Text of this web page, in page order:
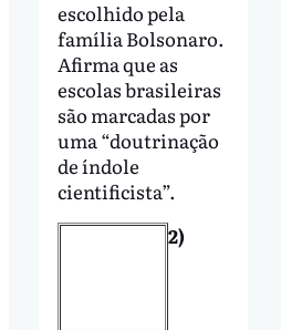
escolhido pela
família Bolsonaro.
Afirma que as
escolas brasileiras
são marcadas por
uma “doutrinação
de índole
cientificista”.
2)